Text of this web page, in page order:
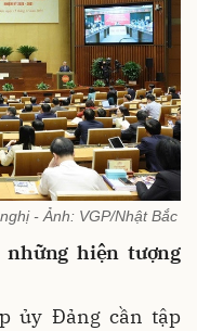
- Ảnh: VGP/Nhật Bắc
hiện tượng
ủy Đảng cần tập